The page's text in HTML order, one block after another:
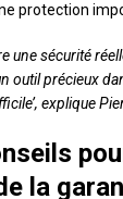
protection
une sécurité
outil précieux
explique
la